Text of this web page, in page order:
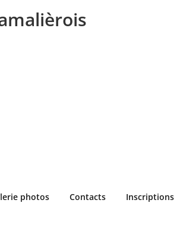
photos Contacts Inscriptions